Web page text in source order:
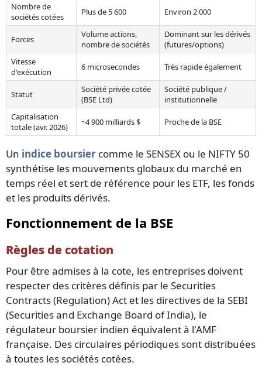
Nombre de
sociétés cotées
Plus de 5 600 Environ 2 000
Forces
Volume actions,
nombre de sociétés
Dominant sur les dérivés
(futures/options)
Vitesse
d'exécution
6 microsecondes Très rapide également
Statut
Société privée cotée
(BSE Ltd)
Société publique /
institutionnelle
Capitalisation
totale (avr. 2026)
~4 900 milliards $ Proche de la BSE
Un indice boursier comme le SENSEX ou le NIFTY 50
synthétise les mouvements globaux du marché en
temps réel et sert de référence pour les ETF, les fonds
et les produits dérivés.
Fonctionnement de la BSE
Règles de cotation
Pour être admises à la cote, les entreprises doivent
respecter des critères définis par le Securities
Contracts (Regulation) Act et les directives de la SEBI
(Securities and Exchange Board of India), le
régulateur boursier indien équivalent à l'AMF
française. Des circulaires périodiques sont distribuées
à toutes les sociétés cotées.